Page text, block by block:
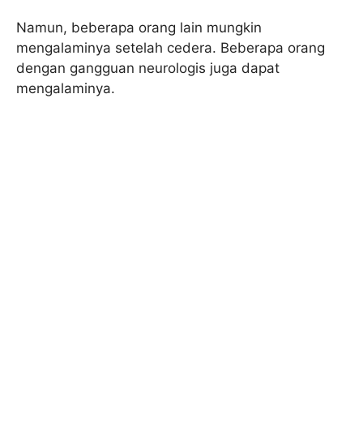
Namun, beberapa orang lain mungkin
mengalaminya setelah cedera. Beberapa orang
dengan gangguan neurologis juga dapat
mengalaminya.